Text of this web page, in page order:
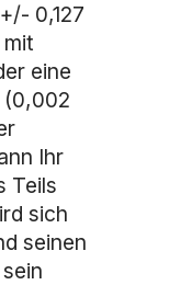
0,127
eine
Ihr
Teils
sich
seinen